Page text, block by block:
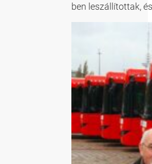
ben leszállítottak,